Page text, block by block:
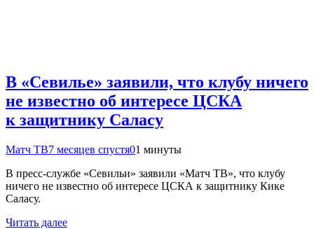
В «Севилье» заявили, что клубу ничего
не известно об интересе ЦСКА
к защитнику Саласу
Матч ТВ7 месяцев спустя01 минуты
В пресс‑службе «Севильи» заявили «Матч ТВ», что клубу
ничего не известно об интересе ЦСКА к защитнику Кике
Саласу.
Читать далее